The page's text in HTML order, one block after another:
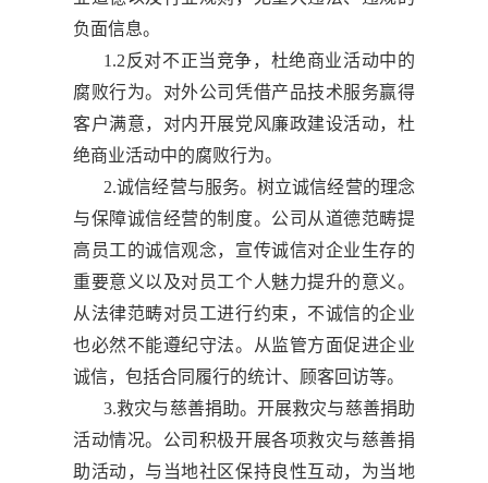
负面信息。
1.2反对不正当竞争，杜绝商业活动中的
腐败行为。对外公司凭借产品技术服务赢得
客户满意，对内开展党风廉政建设活动，杜
绝商业活动中的腐败行为。
2.诚信经营与服务。树立诚信经营的理念
与保障诚信经营的制度。公司从道德范畴提
高员工的诚信观念，宣传诚信对企业生存的
重要意义以及对员工个人魅力提升的意义。
从法律范畴对员工进行约束，不诚信的企业
也必然不能遵纪守法。从监管方面促进企业
诚信，包括合同履行的统计、顾客回访等。
3.救灾与慈善捐助。开展救灾与慈善捐助
活动情况。公司积极开展各项救灾与慈善捐
助活动，与当地社区保持良性互动，为当地